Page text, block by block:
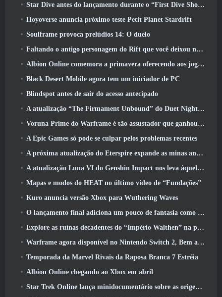
Star Dive antes do lançamento durante o “First Dive Show”
Hoyoverse anuncia próximo teste Petit Planet Stardrift
Soulframe provoca prelúdios 14: O duelo
Faltando o antigo personagem do Rift que você deixou no servidor morto? Gamigo tem uma solução para isso
Albion Online comemora a primavera oferecendo aos jogadores uma linda montaria de coelhinho
Black Desert Mobile agora tem um iniciador de PC
Blindspot antes de sair do acesso antecipado
A atualização “The Firmament Unbound” do Duet Night Abyss encerra o enredo de Huaxu
Voruna Prime do Warframe é tão assustador que ganhou seu próprio trailer da Red Band
A Epic Games só pode se culpar pelos problemas recentes
A próxima atualização do Eterspire expande as minas anãs e oferece uma revisão completa do combate aos chefes
A atualização Luna VI do Genshin Impact nos leva àquele lugar sobre o qual Mondstadt continua falando, mas nunca vimos
Mapas e modos do HEAT no último vídeo de “Fundações”
Kuro anuncia versão Xbox para Wuthering Waves
O lançamento final adiciona um pouco de fantasia como temporada 10 Lançamentos
Explore as ruínas decadentes do “Império Walthen” na próxima grande atualização do RAVEN2
Warframe agora disponível no Nintendo Switch 2, Bem a tempo para o lançamento do Shadowgrapher
Temporada da Marvel Rivais da Raposa Branca 7 Estréia
Albion Online chegando ao Xbox em abril
Star Trek Online lança minidocumentário sobre as origens da Federação para comemorar o 16º aniversário